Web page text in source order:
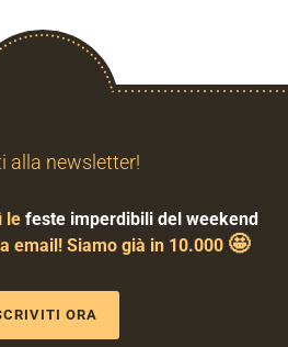
alla newsletter!
le feste imperdibili del weekend
email! Siamo già in 10.000 🤩
ORA